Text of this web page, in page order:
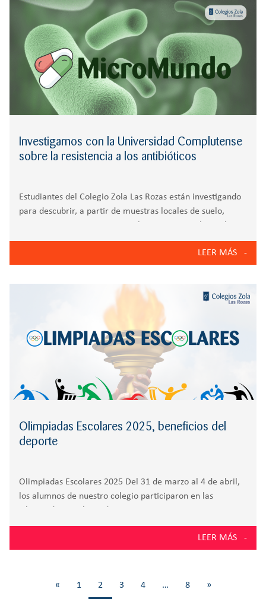
Investigamos con la Universidad Complutense
sobre la resistencia a los antibióticos
Estudiantes del Colegio Zola Las Rozas están investigando
para descubrir, a partir de muestras locales de suelo,
producción de nuevos antibióticos. Un total de 300
millones de personas podrían morir hasta 2050 de forma
LEER MÁS
Olimpiadas Escolares 2025, beneficios del
deporte
Olimpiadas Escolares 2025 Del 31 de marzo al 4 de abril,
los alumnos de nuestro colegio participaron en las
organizado por la Concejalía de Deportes del municipio en
LEER MÁS
« 1 2 3 4 … 8 »